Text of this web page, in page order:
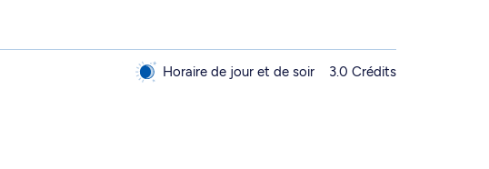
Horaire de jour et de soir 3.0 Crédits